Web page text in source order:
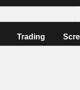
Trading